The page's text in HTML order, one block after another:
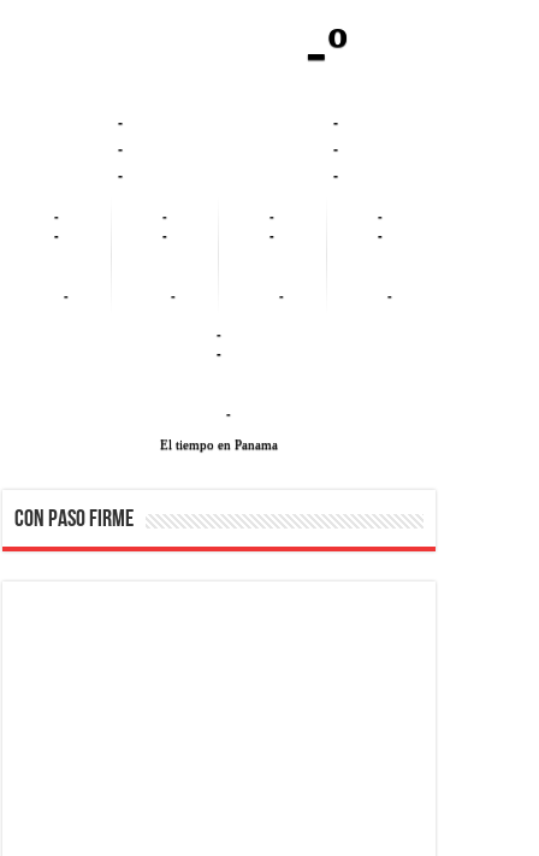
-º
-
-
-
-
-
-
-
-
-
-
-
-
-
-
-
-
-
-
-
-
-
El tiempo en Panama
CON PASO FIRME